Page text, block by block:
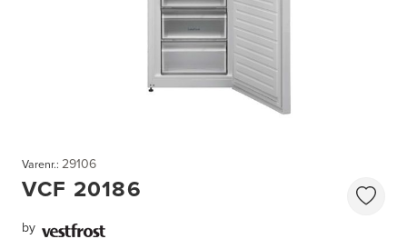
Varenr.: 29106
VCF 20186
by